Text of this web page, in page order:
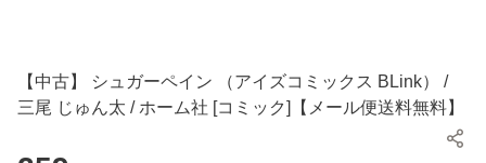
【中古】 シュガーペイン （アイズコミックス BLink） /
三尾 じゅん太 / ホーム社 [コミック]【メール便送料無料】